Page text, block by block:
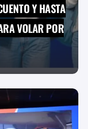
Y HASTA
VOLAR POR